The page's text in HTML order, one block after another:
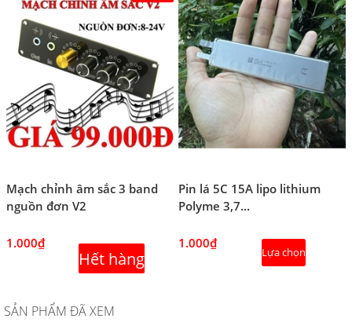
Mạch chỉnh âm sắc 3 band
nguồn đơn V2
1.000₫
Hết hàng
Pin lá 5C 15A lipo lithium
Polyme 3,7...
1.000₫
Lựa chọn
SẢN PHẨM ĐÃ XEM